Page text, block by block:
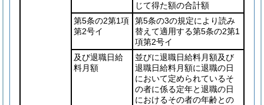
じて得た額の合計額
第5条の2第1項
第2号イ
第5条の3の規定により読み
替えて適用する第5条の2第1
項第2号イ
及び退職日給
料月額
並びに退職日給料月額及び
退職日給料月額に退職の日
において定められているそ
の者に係る定年と退職の日
におけるその者の年齢との